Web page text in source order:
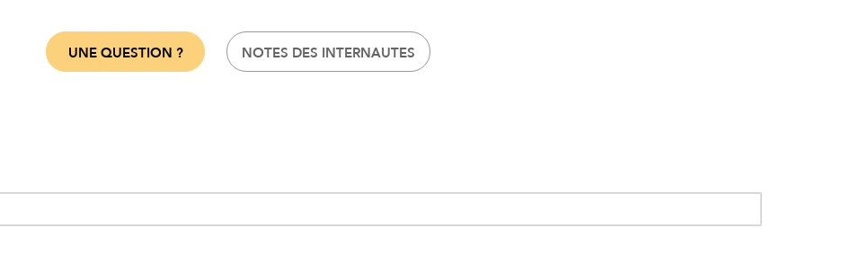
UNE QUESTION ? NOTES DES INTERNAUTES